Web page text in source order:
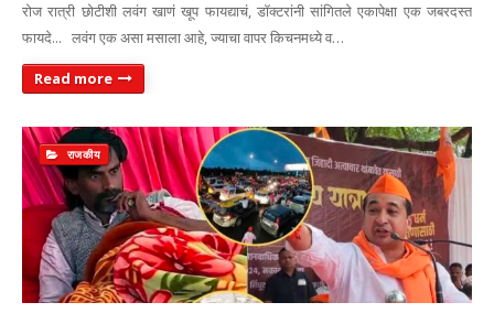
रोज रात्री छोटीशी लवंग खाणं खूप फायद्याचं, डॉक्टरांनी सांगितले एकापेक्षा एक जबरदस्त
फायदे... लवंग एक असा मसाला आहे, ज्याचा वापर किचनमध्ये व…
Read more
राजकीय